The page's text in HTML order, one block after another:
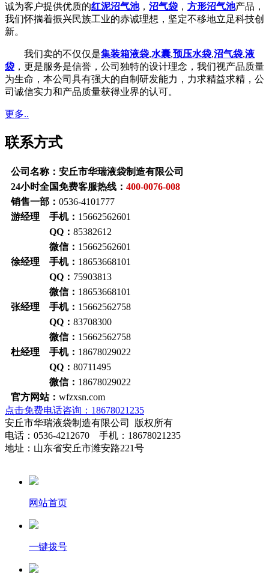
诚为客户提供优质的红泥沼气池， 沼气袋 ， 方形沼气池产品，
我们怀揣着振兴民族工业的赤诚理想，坚定不移地立足科技创
新。
我们卖的不仅仅是集装箱液袋,水囊,预压水袋,沼气袋,液
袋 ，更是服务是信誉，公司独特的设计理念，我们视产品质量
为生命，本公司具有强大的自制研发能力，力求精益求精，公
司诚信实力和产品质量获得业界的认可。
更多..
联系方式
公司名称：安丘市华瑞液袋制造有限公司
24小时全国免费客服热线： 400-0076-008
销售一部： 0536-4101777
游经理 手机： 15662562601
QQ： 85382612
微信： 15662562601
徐经理 手机： 18653668101
QQ： 75903813
微信： 18653668101
张经理 手机： 15662562758
QQ： 83708300
微信： 15662562758
杜经理 手机： 18678029022
QQ： 80711495
微信： 18678029022
官方网站： wfzxsn.com
点击免费电话咨询：18678021235
安丘市华瑞液袋制造有限公司 版权所有
电话：0536-4212670 手机：18678021235
地址：山东省安丘市潍安路221号
网站首页
一键拨号